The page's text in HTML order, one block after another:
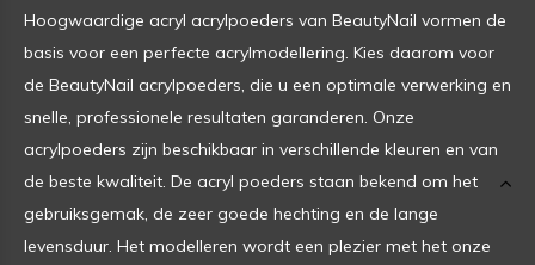
Hoogwaardige acryl acrylpoeders van BeautyNail vormen de
basis voor een perfecte acrylmodellering. Kies daarom voor
de BeautyNail acrylpoeders, die u een optimale verwerking en
snelle, professionele resultaten garanderen. Onze
acrylpoeders zijn beschikbaar in verschillende kleuren en van
de beste kwaliteit. De acryl poeders staan bekend om het
gebruiksgemak, de zeer goede hechting en de lange
levensduur. Het modelleren wordt een plezier met het onze